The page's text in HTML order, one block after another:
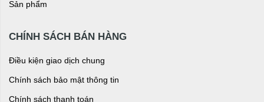
Sản phẩm
CHÍNH SÁCH BÁN HÀNG
Điều kiện giao dịch chung
Chính sách bảo mật thông tin
Chính sách thanh toán